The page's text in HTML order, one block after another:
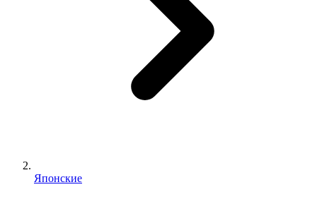
Японские